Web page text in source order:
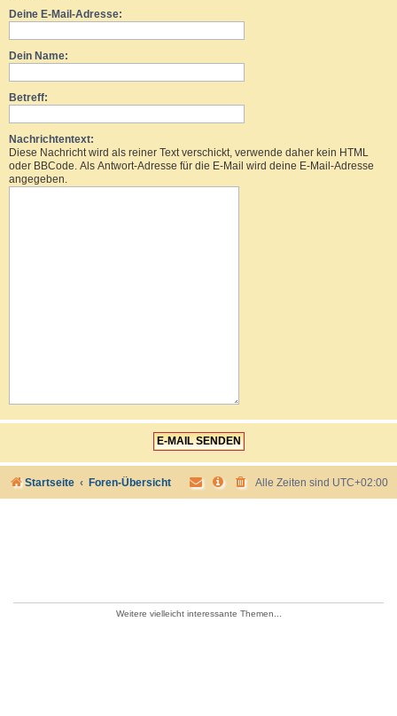
Deine E-Mail-Adresse:
Dein Name:
Betreff:
Nachrichtentext:
Diese Nachricht wird als reiner Text verschickt, verwende daher kein HTML
oder BBCode. Als Antwort-Adresse für die E-Mail wird deine E-Mail-Adresse
angegeben.
Startseite Foren-Übersicht Alle Zeiten sind UTC+02:00
Weitere vielleicht interessante Themen...